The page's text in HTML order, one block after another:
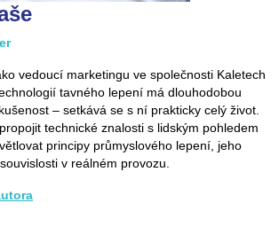
vedoucí marketingu ve společnosti Kaletech
tavného lepení má dlouhodobou
– setkává se s ní prakticky celý život.
technické znalosti s lidským pohledem
principy průmyslového lepení, jeho
v reálném provozu.